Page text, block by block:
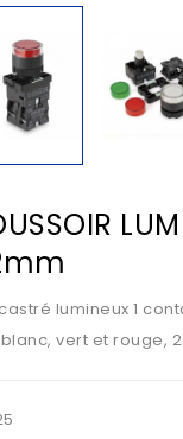
lumineux 1
vert et rouge,